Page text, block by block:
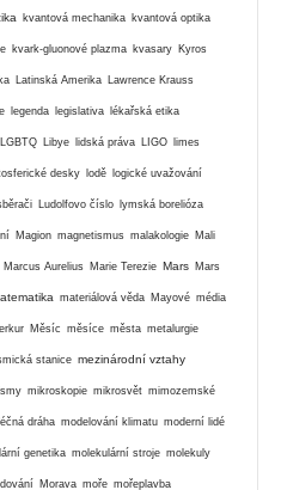
kvantová mechanika kvantová optika
kvark-gluonové plazma kvasary Kyros
Latinská Amerika Lawrence Krauss
legenda legislativa lékařská etika
LGBTQ Libye lidská práva LIGO limes
desky lodě logické uvažování
Ludolfovo číslo lymská borelióza
Magion magnetismus malakologie Mali
Marcus Aurelius Marie Terezie Mars Mars
materiálová věda Mayové média
Měsíc měsíce města metalurgie
stanice mezinárodní vztahy
mikroskopie mikrosvět mimozemské
dráha modelování klimatu moderní lidé
genetika molekulární stroje molekuly
Morava moře mořeplavba